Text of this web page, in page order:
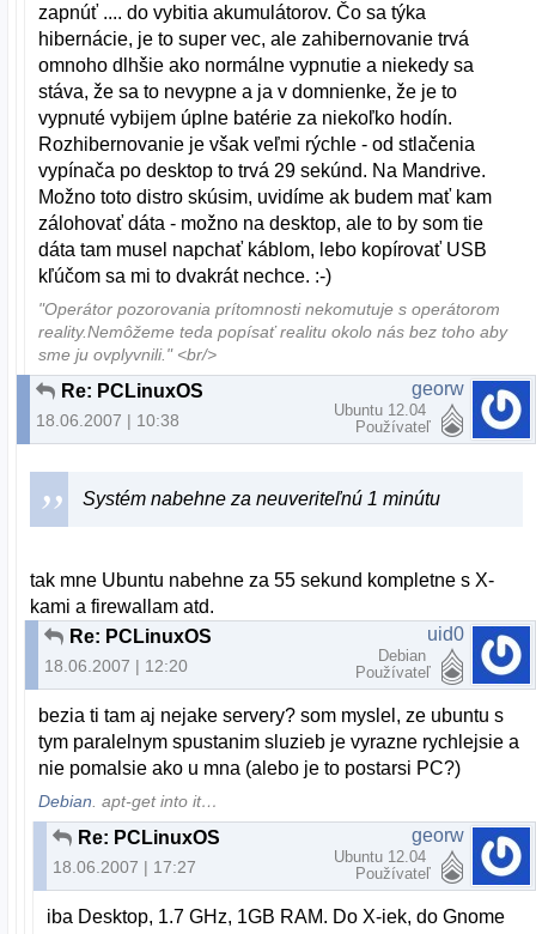
zapnúť .... do vybitia akumulátorov. Čo sa týka
hibernácie, je to super vec, ale zahibernovanie trvá
omnoho dlhšie ako normálne vypnutie a niekedy sa
stáva, že sa to nevypne a ja v domnienke, že je to
vypnuté vybijem úplne batérie za niekoľko hodín.
Rozhibernovanie je však veľmi rýchle - od stlačenia
vypínača po desktop to trvá 29 sekúnd. Na Mandrive.
Možno toto distro skúsim, uvidíme ak budem mať kam
zálohovať dáta - možno na desktop, ale to by som tie
dáta tam musel napchať káblom, lebo kopírovať USB
kľúčom sa mi to dvakrát nechce. :-)
"Operátor pozorovania prítomnosti nekomutuje s operátorom
reality.Nemôžeme teda popísať realitu okolo nás bez toho aby
sme ju ovplyvnili." <br/>
Re: PCLinuxOS
18.06.2007 | 10:38
georw
Ubuntu 12.04
Používateľ
Systém nabehne za neuveriteľnú 1 minútu
tak mne Ubuntu nabehne za 55 sekund kompletne s X-
kami a firewallam atd.
Re: PCLinuxOS
18.06.2007 | 12:20
uid0
Debian
Používateľ
bezia ti tam aj nejake servery? som myslel, ze ubuntu s
tym paralelnym spustanim sluzieb je vyrazne rychlejsie a
nie pomalsie ako u mna (alebo je to postarsi PC?)
Debian . apt-get into it…
Re: PCLinuxOS
18.06.2007 | 17:27
georw
Ubuntu 12.04
Používateľ
iba Desktop, 1.7 GHz, 1GB RAM. Do X-iek, do Gnome